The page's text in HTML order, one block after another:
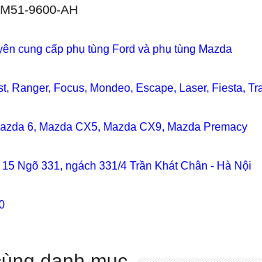
9600-AH
cung cấp phụ tùng Ford và phụ tùng Mazda
Ranger, Focus, Mondeo, Escape, Laser, Fiesta,
6, Mazda CX5, Mazda CX9, Mazda Premacy
Ngõ 331, ngách 331/4 Trần Khát Chân - Hà Nội